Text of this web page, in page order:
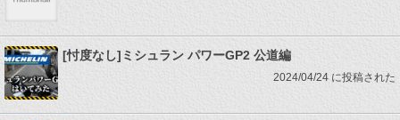
[忖度なし]ミシュラン パワーGP2 公道編
2024/04/24 に投稿された